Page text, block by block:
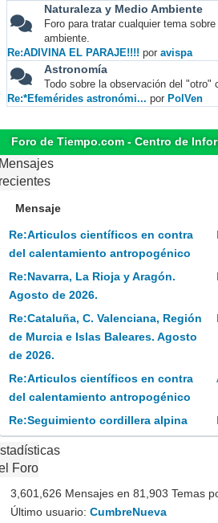
Naturaleza y Medio Ambiente
Foro para tratar cualquier tema
ambiente.
Re:ADIVINA EL PARAJE!!!! por avispa
Astronomía
Todo sobre la observación del "otro"
Re:*Efemérides astronómi... por PolVen
Foro de Tiempo.com - Centro de
Mensaje
Re:Articulos científicos en contra
del calentamiento antropogénico
Re:Navarra, La Rioja y Aragón.
Agosto de 2026.
Re:Cataluña, C. Valenciana, Región
de Murcia e Islas Baleares. Agosto
de 2026.
Re:Articulos científicos en contra
del calentamiento antropogénico
Re:Seguimiento cordillera alpina
Foro
3,601,626 Mensajes en 81,903 Temas
Último usuario: CumbreNueva